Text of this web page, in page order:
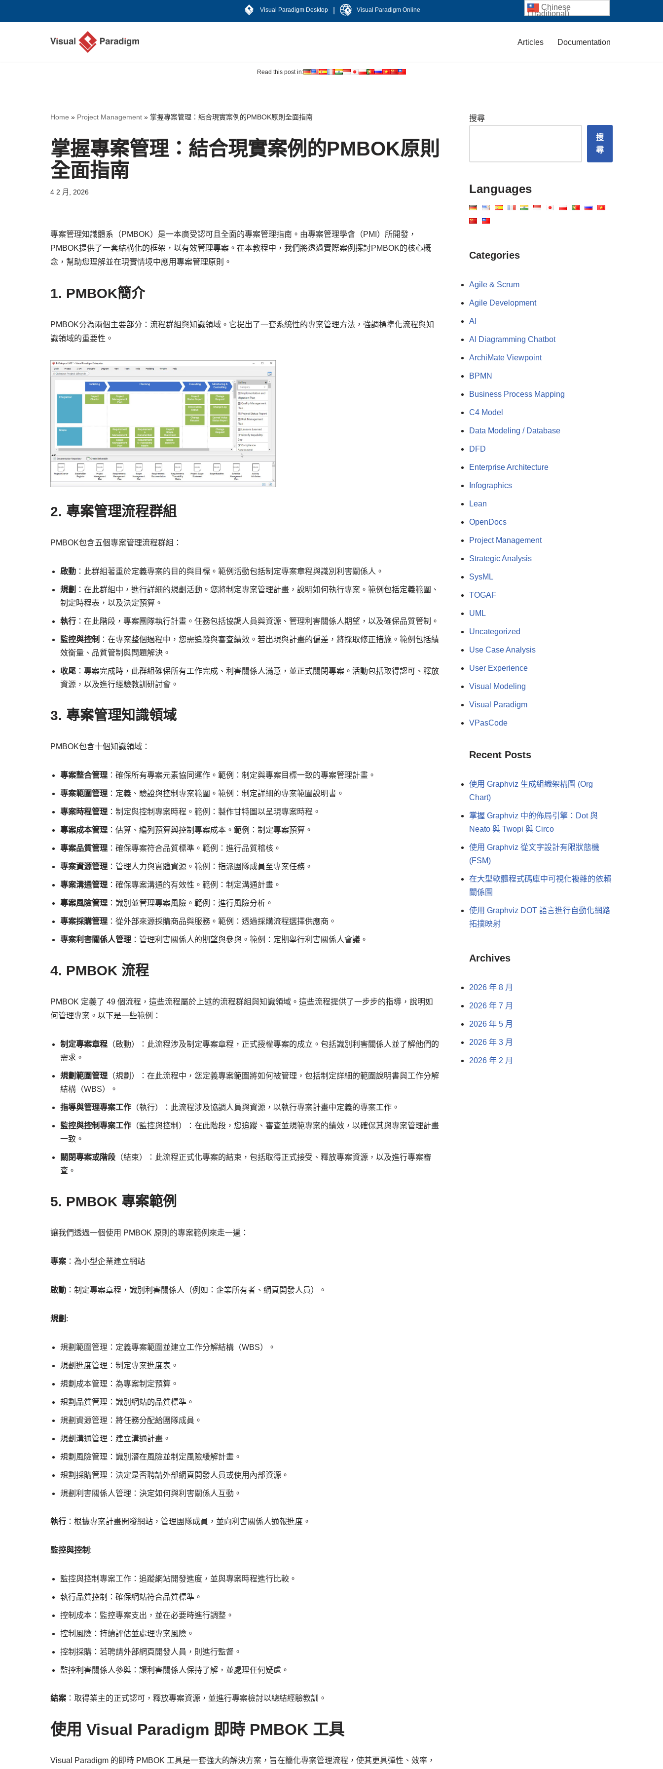
Visual Paradigm Desktop Visual Paradigm Online
Articles Documentation
Read this post in:
Home » Project Management » 掌握專案管理：結合現實案例的PMBOK原則全面指南
掌握專案管理：結合現實案例的PMBOK原則
全面指南
4 2 月, 2026
專案管理知識體系（PMBOK）是一本廣受認可且全面的專案管理指南。由專案管理學會（PMI）所開發，
PMBOK提供了一套結構化的框架，以有效管理專案。在本教程中，我們將透過實際案例探討PMBOK的核心概
念，幫助您理解並在現實情境中應用專案管理原則。
1. PMBOK簡介
PMBOK分為兩個主要部分：流程群組與知識領域。它提出了一套系統性的專案管理方法，強調標準化流程與知
識領域的重要性。
2. 專案管理流程群組
PMBOK包含五個專案管理流程群組：
啟動 ：此群組著重於定義專案的目的與目標。範例活動包括制定專案章程與識別利害關係人。
規劃 ：在此群組中，進行詳細的規劃活動。您將制定專案管理計畫，說明如何執行專案。範例包括定義範圍、
制定時程表，以及決定預算。
執行 ：在此階段，專案團隊執行計畫。任務包括協調人員與資源、管理利害關係人期望，以及確保品質管制。
監控與控制 ：在專案整個過程中，您需追蹤與審查績效。若出現與計畫的偏差，將採取修正措施。範例包括績
效衡量、品質管制與問題解決。
收尾 ：專案完成時，此群組確保所有工作完成、利害關係人滿意，並正式關閉專案。活動包括取得認可、釋放
資源，以及進行經驗教訓研討會。
3. 專案管理知識領域
PMBOK包含十個知識領域：
專案整合管理 ：確保所有專案元素協同運作。範例：制定與專案目標一致的專案管理計畫。
專案範圍管理 ：定義、驗證與控制專案範圍。範例：制定詳細的專案範圍說明書。
專案時程管理 ：制定與控制專案時程。範例：製作甘特圖以呈現專案時程。
專案成本管理 ：估算、編列預算與控制專案成本。範例：制定專案預算。
專案品質管理 ：確保專案符合品質標準。範例：進行品質稽核。
專案資源管理 ：管理人力與實體資源。範例：指派團隊成員至專案任務。
專案溝通管理 ：確保專案溝通的有效性。範例：制定溝通計畫。
專案風險管理 ：識別並管理專案風險。範例：進行風險分析。
專案採購管理 ：從外部來源採購商品與服務。範例：透過採購流程選擇供應商。
專案利害關係人管理 ：管理利害關係人的期望與參與。範例：定期舉行利害關係人會議。
4. PMBOK 流程
PMBOK 定義了 49 個流程，這些流程屬於上述的流程群組與知識領域。這些流程提供了一步步的指導，說明如
何管理專案。以下是一些範例：
制定專案章程 （啟動）：此流程涉及制定專案章程，正式授權專案的成立。包括識別利害關係人並了解他們的
需求。
規劃範圍管理 （規劃）：在此流程中，您定義專案範圍將如何被管理，包括制定詳細的範圍說明書與工作分解
結構（WBS）。
指導與管理專案工作 （執行）：此流程涉及協調人員與資源，以執行專案計畫中定義的專案工作。
監控與控制專案工作 （監控與控制）：在此階段，您追蹤、審查並規範專案的績效，以確保其與專案管理計畫
一致。
關閉專案或階段 （結束）：此流程正式化專案的結束，包括取得正式接受、釋放專案資源，以及進行專案審
查。
5. PMBOK 專案範例
讓我們透過一個使用 PMBOK 原則的專案範例來走一遍：
專案 ：為小型企業建立網站
啟動 ：制定專案章程，識別利害關係人（例如：企業所有者、網頁開發人員）。
規劃 :
規劃範圍管理：定義專案範圍並建立工作分解結構（WBS）。
規劃進度管理：制定專案進度表。
規劃成本管理：為專案制定預算。
規劃品質管理：識別網站的品質標準。
規劃資源管理：將任務分配給團隊成員。
規劃溝通管理：建立溝通計畫。
規劃風險管理：識別潛在風險並制定風險緩解計畫。
規劃採購管理：決定是否聘請外部網頁開發人員或使用內部資源。
規劃利害關係人管理：決定如何與利害關係人互動。
執行 ：根據專案計畫開發網站，管理團隊成員，並向利害關係人通報進度。
監控與控制 :
監控與控制專案工作：追蹤網站開發進度，並與專案時程進行比較。
執行品質控制：確保網站符合品質標準。
控制成本：監控專案支出，並在必要時進行調整。
控制風險：持續評估並處理專案風險。
控制採購：若聘請外部網頁開發人員，則進行監督。
監控利害關係人參與：讓利害關係人保持了解，並處理任何疑慮。
結案 ：取得業主的正式認可，釋放專案資源，並進行專案檢討以總結經驗教訓。
使用 Visual Paradigm 即時 PMBOK 工具
Visual Paradigm 的即時 PMBOK 工具是一套強大的解決方案，旨在簡化專案管理流程，使其更具彈性、效率，
搜尋
搜
尋
Languages
Categories
Agile & Scrum
Agile Development
AI
AI Diagramming Chatbot
ArchiMate Viewpoint
BPMN
Business Process Mapping
C4 Model
Data Modeling / Database
DFD
Enterprise Architecture
Infographics
Lean
OpenDocs
Project Management
Strategic Analysis
SysML
TOGAF
UML
Uncategorized
Use Case Analysis
User Experience
Visual Modeling
Visual Paradigm
VPasCode
Recent Posts
使用 Graphviz 生成組織架構圖 (Org
Chart)
掌握 Graphviz 中的佈局引擎：Dot 與
Neato 與 Twopi 與 Circo
使用 Graphviz 從文字設計有限狀態機
(FSM)
在大型軟體程式碼庫中可視化複雜的依賴
關係圖
使用 Graphviz DOT 語言進行自動化網路
拓撲映射
Archives
2026 年 8 月
2026 年 7 月
2026 年 5 月
2026 年 3 月
2026 年 2 月
Chinese
(Traditional)